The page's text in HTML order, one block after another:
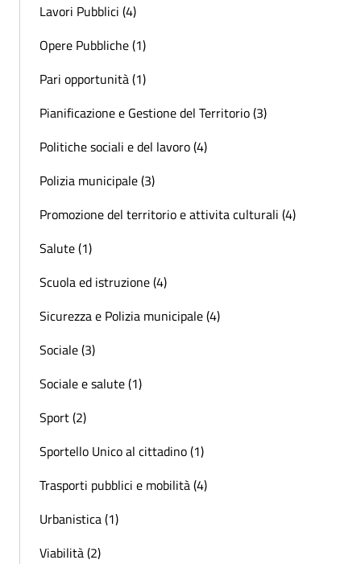
Lavori Pubblici (4)
Opere Pubbliche (1)
Pari opportunità (1)
Pianificazione e Gestione del Territorio (3)
Politiche sociali e del lavoro (4)
Polizia municipale (3)
Promozione del territorio e attivita culturali (4)
Salute (1)
Scuola ed istruzione (4)
Sicurezza e Polizia municipale (4)
Sociale (3)
Sociale e salute (1)
Sport (2)
Sportello Unico al cittadino (1)
Trasporti pubblici e mobilità (4)
Urbanistica (1)
Viabilità (2)